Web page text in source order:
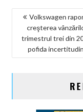
NAVIGARE
ARTICOLE
Volkswagen
creşterea
trimestrul trei din
pofida